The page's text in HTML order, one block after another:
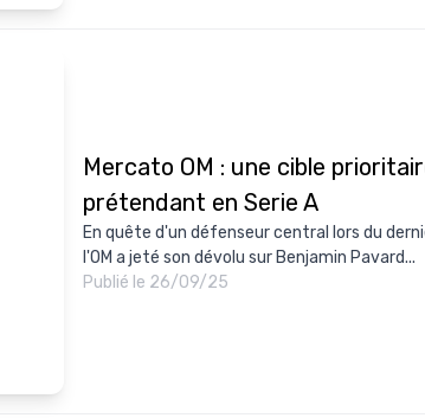
Mercato OM : une cible
prétendant en Serie A
En quête d'un défenseur central lors du
l'OM a jeté son dévolu sur Benjamin Pavard...
Publié le 26/09/25